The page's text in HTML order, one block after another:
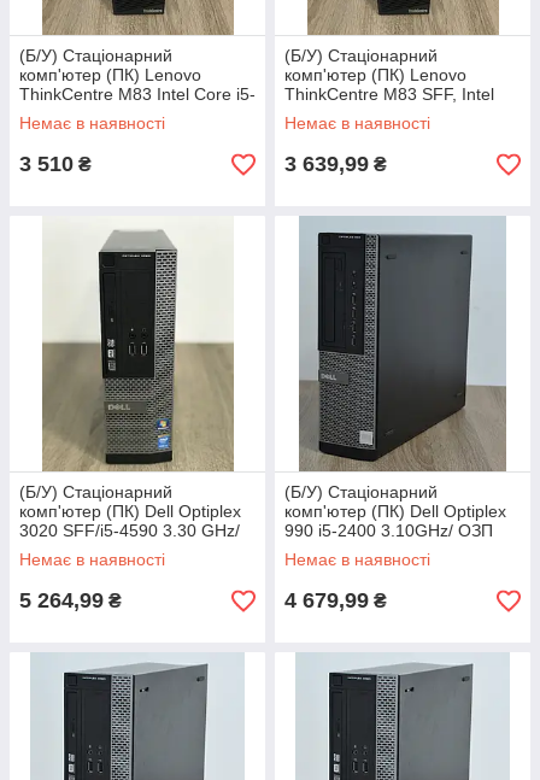
(Б/У) Стаціонарний
комп'ютер (ПК) Lenovo
ThinkCentre M83 Intel Core i5-
4590, 4 GB RAM, 500 GB
HDD
Немає в наявності
3 510 ₴
(Б/У) Стаціонарний
комп'ютер (ПК) Lenovo
ThinkCentre M83 SFF, Intel
Core i5-4570, 4 GB RAM, 500
GB
Немає в наявності
3 639,99 ₴
(Б/У) Стаціонарний
комп'ютер (ПК) Dell Optiplex
3020 SFF/i5-4590 3.30 GHz/
ОЗП 8Gb DDR3
Немає в наявності
5 264,99 ₴
(Б/У) Стаціонарний
комп'ютер (ПК) Dell Optiplex
990 i5-2400 3.10GHz/ ОЗП
16Gb DDR3
Немає в наявності
4 679,99 ₴